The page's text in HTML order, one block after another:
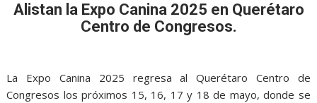
Alistan la Expo Canina 2025 en Querétaro
Centro de Congresos.
La Expo Canina 2025 regresa al Querétaro Centro de
Congresos los próximos 15, 16, 17 y 18 de mayo, donde se